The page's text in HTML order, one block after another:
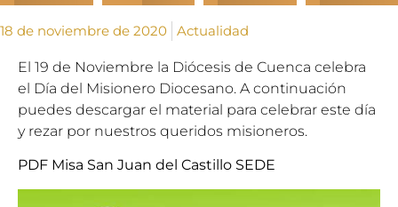
18 de noviembre de 2020 Actualidad
El 19 de Noviembre la Diócesis de Cuenca celebra
el Día del Misionero Diocesano. A continuación
puedes descargar el material para celebrar este día
y rezar por nuestros queridos misioneros.
PDF Misa San Juan del Castillo SEDE